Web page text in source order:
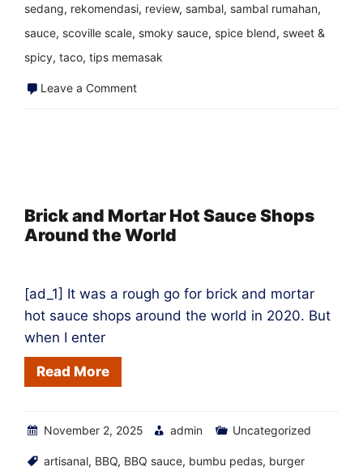
sedang, rekomendasi, review, sambal, sambal rumahan,
sauce, scoville scale, smoky sauce, spice blend, sweet &
spicy, taco, tips memasak
Leave a Commenton
Makanan
Terbaik
Brick and Mortar Hot Sauce Shops
Around the World
[ad_1] It was a rough go for brick and mortar
hot sauce shops around the world in 2020. But
when I enter
Read More
November 2, 2025 admin Uncategorized
artisanal, BBQ, BBQ sauce, bumbu pedas, burger